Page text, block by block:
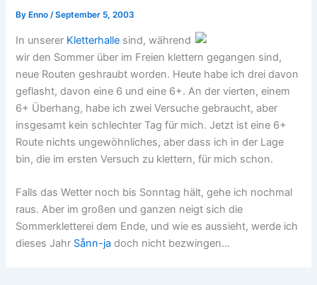
By Enno/September 5, 2003
In unserer Kletterhalle sind, während
wir den Sommer über im Freien klettern gegangen sind,
neue Routen geshraubt worden. Heute habe ich drei davon
geflasht, davon eine 6 und eine 6+. An der vierten, einem
6+ Überhang, habe ich zwei Versuche gebraucht, aber
insgesamt kein schlechter Tag für mich. Jetzt ist eine 6+
Route nichts ungewöhnliches, aber dass ich in der Lage
bin, die im ersten Versuch zu klettern, für mich schon.
Falls das Wetter noch bis Sonntag hält, gehe ich nochmal
raus. Aber im großen und ganzen neigt sich die
Sommerkletterei dem Ende, und wie es aussieht, werde ich
dieses Jahr Sånn-ja doch nicht bezwingen…